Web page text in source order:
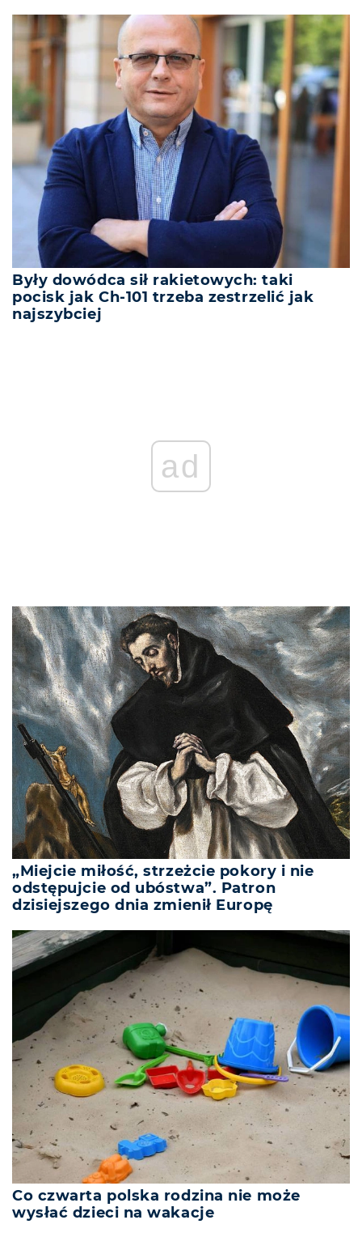
Były dowódca sił rakietowych: taki
pocisk jak Ch-101 trzeba zestrzelić jak
najszybciej
ad
„Miejcie miłość, strzeżcie pokory i nie
odstępujcie od ubóstwa”. Patron
dzisiejszego dnia zmienił Europę
Co czwarta polska rodzina nie może
wysłać dzieci na wakacje